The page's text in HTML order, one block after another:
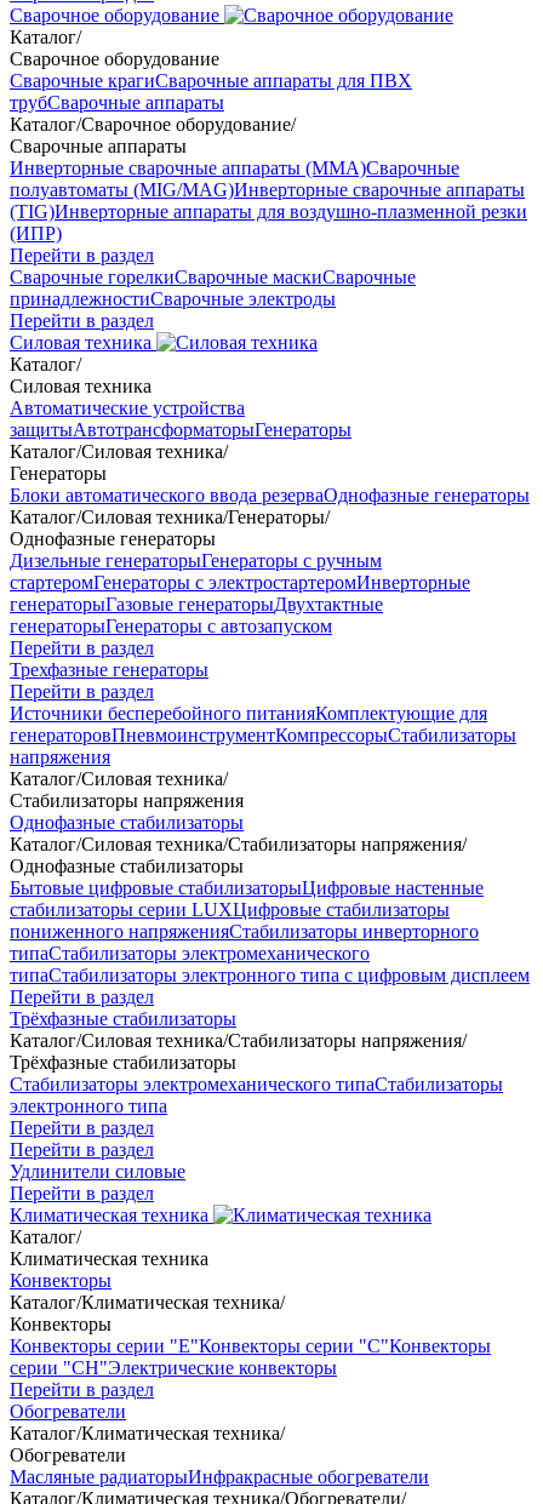
Сварочное оборудование
Каталог/
Сварочное оборудование
Сварочные крагиСварочные аппараты для ПВХ
трубСварочные аппараты
Каталог/Сварочное оборудование/
Сварочные аппараты
Инверторные сварочные аппараты (ММА)Сварочные
полуавтоматы (MIG/MAG)Инверторные сварочные аппараты
(TIG)Инверторные аппараты для воздушно-плазменной резки
(ИПР)
Перейти в раздел
Сварочные горелкиСварочные маскиСварочные
принадлежностиСварочные электроды
Перейти в раздел
Силовая техника
Каталог/
Силовая техника
Автоматические устройства
защитыАвтотрансформаторыГенераторы
Каталог/Силовая техника/
Генераторы
Блоки автоматического ввода резерваОднофазные генераторы
Каталог/Силовая техника/Генераторы/
Однофазные генераторы
Дизельные генераторыГенераторы с ручным
стартеромГенераторы с электростартеромИнверторные
генераторыГазовые генераторыДвухтактные
генераторыГенераторы с автозапуском
Перейти в раздел
Трехфазные генераторы
Перейти в раздел
Источники бесперебойного питанияКомплектующие для
генераторовПневмоинструментКомпрессорыСтабилизаторы
напряжения
Каталог/Силовая техника/
Стабилизаторы напряжения
Однофазные стабилизаторы
Каталог/Силовая техника/Стабилизаторы напряжения/
Однофазные стабилизаторы
Бытовые цифровые стабилизаторыЦифровые настенные
стабилизаторы серии LUXЦифровые стабилизаторы
пониженного напряженияСтабилизаторы инверторного
типаСтабилизаторы электромеханического
типаСтабилизаторы электронного типа с цифровым дисплеем
Перейти в раздел
Трёхфазные стабилизаторы
Каталог/Силовая техника/Стабилизаторы напряжения/
Трёхфазные стабилизаторы
Стабилизаторы электромеханического типаСтабилизаторы
электронного типа
Перейти в раздел
Перейти в раздел
Удлинители силовые
Перейти в раздел
Климатическая техника
Каталог/
Климатическая техника
Конвекторы
Каталог/Климатическая техника/
Конвекторы
Конвекторы серии "Е"Конвекторы серии "С"Конвекторы
серии "СН"Электрические конвекторы
Перейти в раздел
Обогреватели
Каталог/Климатическая техника/
Обогреватели
Масляные радиаторыИнфракрасные обогреватели
Каталог/Климатическая техника/Обогреватели/